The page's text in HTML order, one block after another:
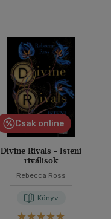
Csak online
Divine Rivals - Isteni
riválisok
Rebecca Ross
Könyv